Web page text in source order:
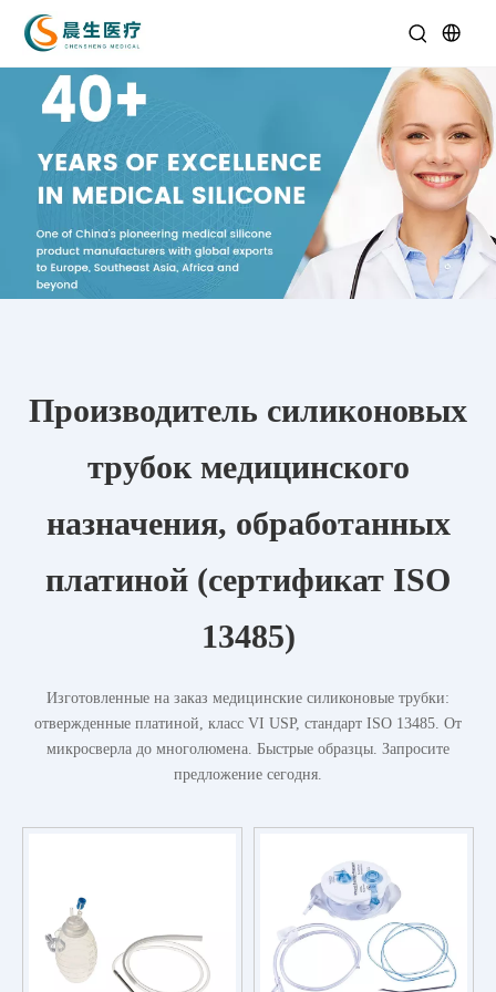
Производитель силиконовых
трубок медицинского
назначения, обработанных
платиной (сертификат ISO
13485)
Изготовленные на заказ медицинские силиконовые трубки:
отвержденные платиной, класс VI USP, стандарт ISO 13485. От
микросверла до многолюмена. Быстрые образцы. Запросите
предложение сегодня.